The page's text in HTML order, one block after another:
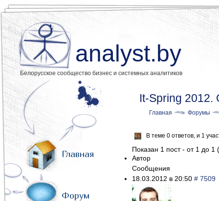
analyst.by
Белорусское сообщество бизнес и системных аналитиков
Главная
Форум
It-Spring 2012.
Главная Форумы
В теме 0 ответов, и 1
Показан 1 пост - от 1 до 1
Автор
Сообщения
18.03.2012 в 20:50 # 7509